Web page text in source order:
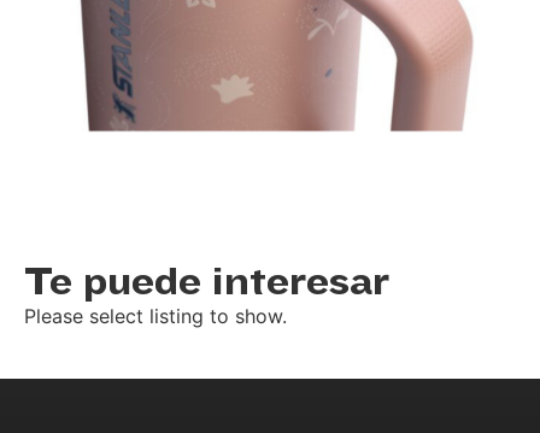
Te puede interesar
Please select listing to show.